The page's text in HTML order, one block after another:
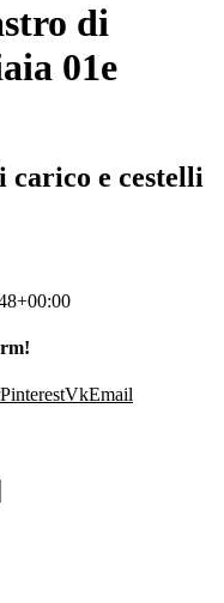
di
01e
carico e cestelli
PinterestVkEmail